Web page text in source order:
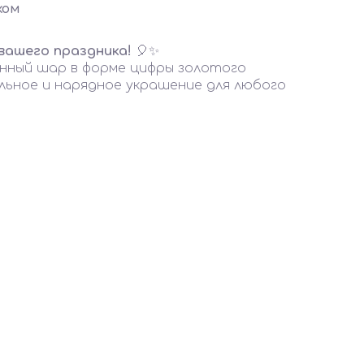
праздника! 🎈✨
шар в форме цифры золотого
и нарядное украшение для любого